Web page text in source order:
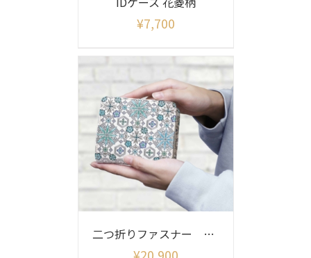
¥7,700
二つ折りファスナー 花菱柄
¥20,900